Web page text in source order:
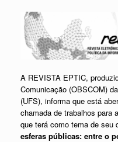
A REVISTA EPTIC,
Comunicação (OBSCOM)
(UFS), informa que está
chamada de trabalhos para
que terá como tema de seu
esferas públicas: entre o